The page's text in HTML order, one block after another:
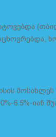
მოსახლეს
6.5%-იან